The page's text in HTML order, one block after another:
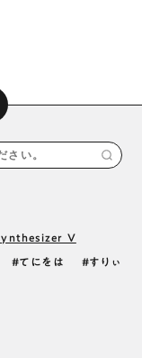
V
てにをは すりぃ